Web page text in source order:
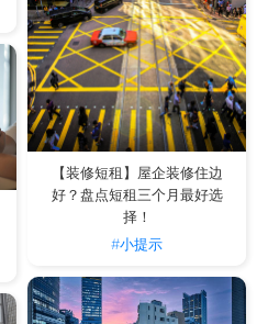
【装修短租】屋企装修住边
好？盘点短租三个月最好选
择！
#小提示